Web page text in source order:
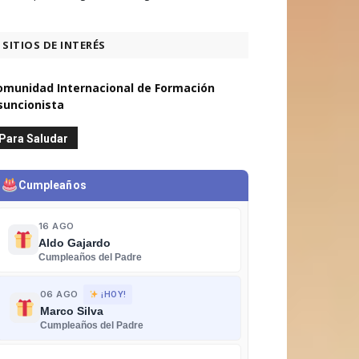
SITIOS DE INTERÉS
Internacional de Formación
Saludar
Cumpleaños
16 AGO
Aldo Gajardo
Cumpleaños del Padre
06 AGO ¡HOY!
Marco Silva
Cumpleaños del Padre